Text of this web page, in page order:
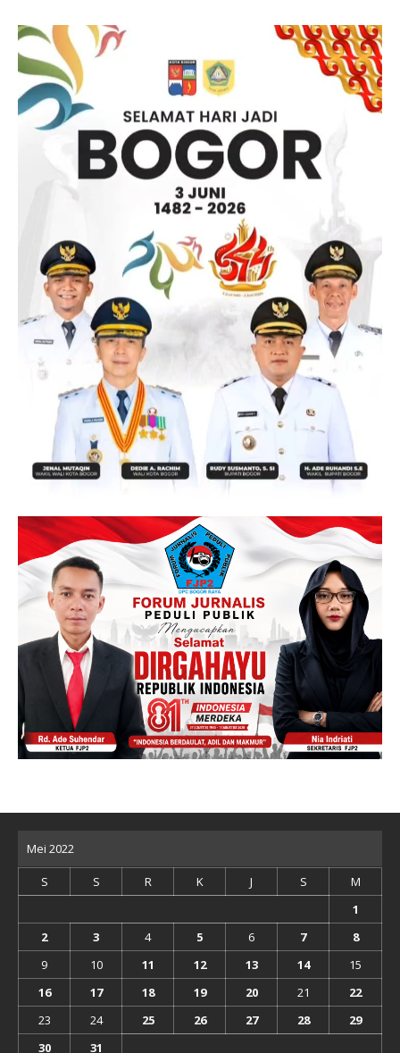
Mei 2022
S S R K J S
M
1
2
3 4 5 6 7
8
9
10 11 12 13 14
15
16
17 18 19 20 21
22
23
24 25 26 27 28
29
30
31